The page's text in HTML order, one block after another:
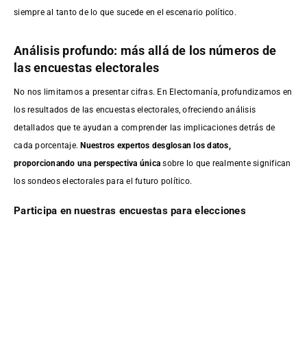
siempre al tanto de lo que sucede en el escenario político.
Análisis profundo: más allá de los números de
las encuestas electorales
No nos limitamos a presentar cifras. En Electomanía, profundizamos en
los resultados de las encuestas electorales, ofreciendo análisis
detallados que te ayudan a comprender las implicaciones detrás de
cada porcentaje.Nuestros expertos desglosan los datos,
proporcionando una perspectiva única sobre lo que realmente significan
los sondeos electorales para el futuro político.
Participa en nuestras encuestas para elecciones